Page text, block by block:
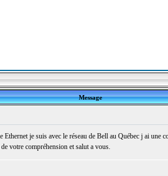
Message
je suis avec le réseau de Bell au Québec j ai
votre compréhension et salut a vous.